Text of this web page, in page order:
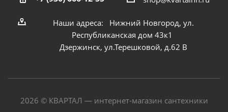
Наши адреса: Нижний Новгород, ул.
Республиканская дом 43к1
Дзержинск, ул.Терешковой, д.62 В
2026 © КВАРТАЛ — интернет-магазин сантехники